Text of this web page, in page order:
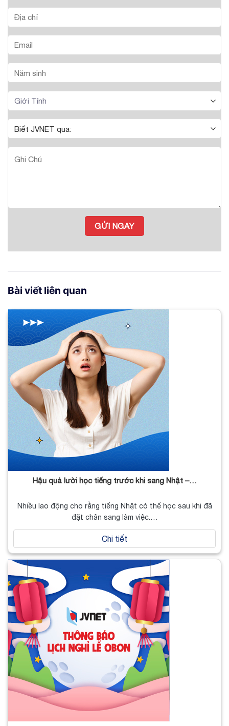
Bài viết liên quan
Hậu quả lười học tiếng trước khi sang Nhật –…
Nhiều lao động cho rằng tiếng Nhật có thể học sau khi đã
đặt chân sang làm việc.…
Chi tiết